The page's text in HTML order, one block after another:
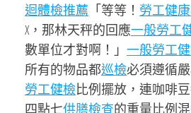
迴體檢推薦 「等等！ 勞工健
X，那林天秤的回應一般勞工
數單位才對啊！」 一般勞工
所有的物品都巡檢必須遵循
勞工健檢比例擺放，連咖啡
四點七供膳檢查的重量比例混